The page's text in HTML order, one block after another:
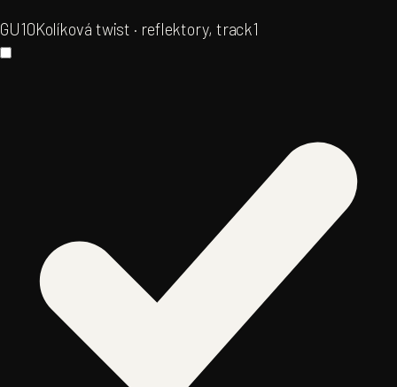
GU10Kolíková twist · reflektory, track1